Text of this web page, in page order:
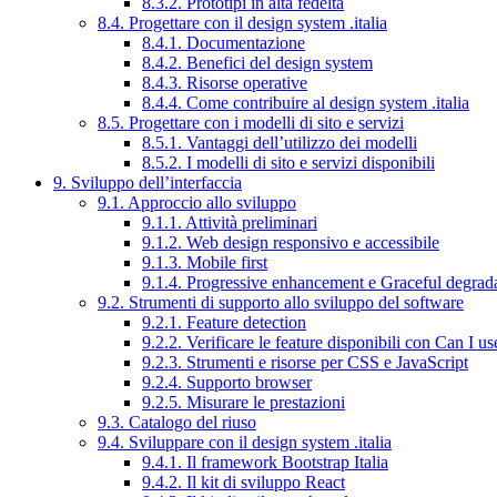
8.4. Progettare con il design system .italia
8.4.1. Documentazione
8.4.2. Benefici del design system
8.4.3. Risorse operative
8.4.4. Come contribuire al design system .italia
8.5. Progettare con i modelli di sito e servizi
8.5.1. Vantaggi dell’utilizzo dei modelli
8.5.2. I modelli di sito e servizi disponibili
9. Sviluppo dell’interfaccia
9.1. Approccio allo sviluppo
9.1.1. Attività preliminari
9.1.2. Web design responsivo e accessibile
9.1.3. Mobile first
9.1.4. Progressive enhancement e Graceful
9.2. Strumenti di supporto allo sviluppo del software
9.2.1. Feature detection
9.2.2. Verificare le feature disponibili con Can I
9.2.3. Strumenti e risorse per CSS e JavaScript
9.2.4. Supporto browser
9.2.5. Misurare le prestazioni
9.3. Catalogo del riuso
9.4. Sviluppare con il design system .italia
9.4.1. Il framework Bootstrap Italia
9.4.2. Il kit di sviluppo React